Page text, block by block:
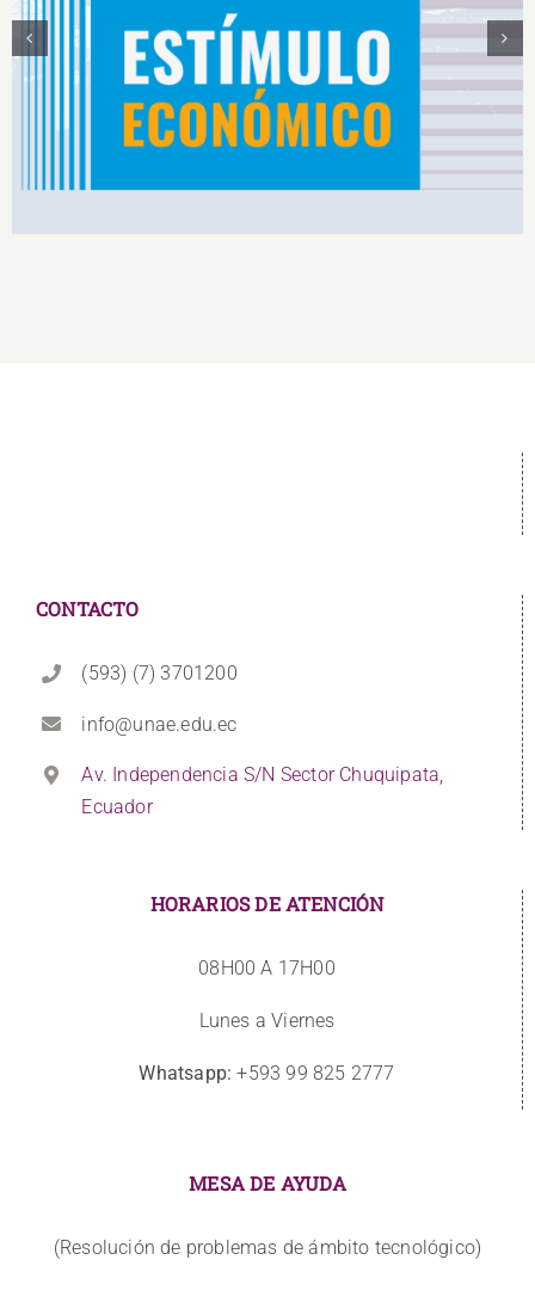
Estímulos Económicos para Deportistas de Alto
Rendimiento IS2026
CONTACTO
(593) (7) 3701200
info@unae.edu.ec
Av. Independencia S/N Sector Chuquipata,
Ecuador
HORARIOS DE ATENCIÓN
08H00 A 17H00
Lunes a Viernes
Whatsapp: +593 99 825 2777
MESA DE AYUDA
(Resolución de problemas de ámbito tecnológico)